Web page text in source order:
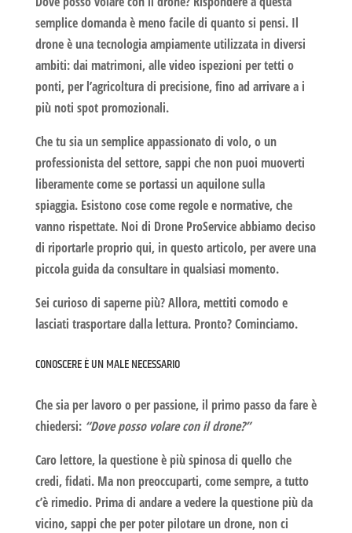
semplice domanda è meno facile di quanto si pensi. Il
drone è una tecnologia ampiamente utilizzata in diversi
ambiti: dai matrimoni, alle video ispezioni per tetti o
ponti, per l’agricoltura di precisione, fino ad arrivare a i
più noti spot promozionali.
Che tu sia un semplice appassionato di volo, o un
professionista del settore, sappi che non puoi muoverti
liberamente come se portassi un aquilone sulla
spiaggia. Esistono cose come regole e normative, che
vanno rispettate. Noi di Drone ProServiceabbiamo deciso
di riportarle proprio qui, in questo articolo, per avere una
piccola guida da consultare in qualsiasi momento.
Sei curioso di saperne più? Allora, mettiti comodo e
lasciati trasportare dalla lettura. Pronto? Cominciamo.
CONOSCERE È UN MALE NECESSARIO
Che sia per lavoro o per passione, il primo passo da fare è
chiedersi: “Dove posso volare con il drone?”
Caro lettore, la questione è più spinosa di quello che
credi, fidati. Ma non preoccuparti, come sempre, a tutto
c’è rimedio. Prima di andare a vedere la questione più da
vicino, sappi che per poter pilotare un drone, non ci